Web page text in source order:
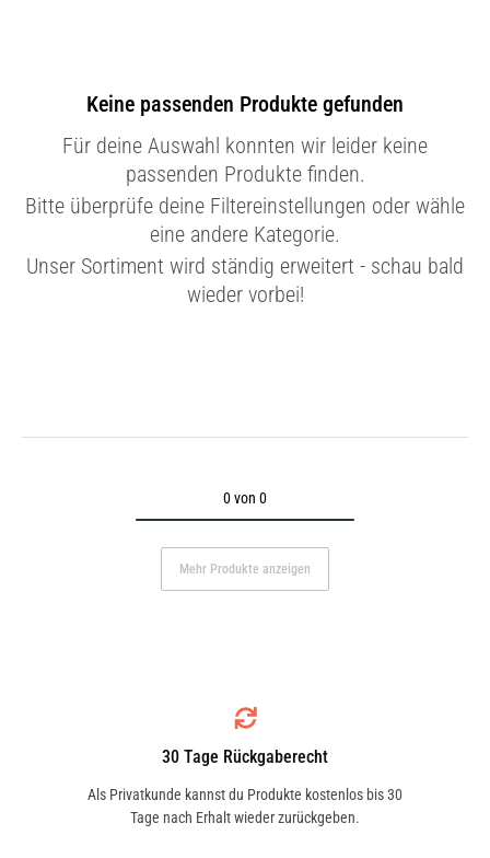
Keine passenden Produkte gefunden
Für deine Auswahl konnten wir leider keine
passenden Produkte finden.
Bitte überprüfe deine Filtereinstellungen oder wähle
eine andere Kategorie.
Unser Sortiment wird ständig erweitert - schau bald
wieder vorbei!
0 von 0
Mehr Produkte anzeigen
30 Tage Rückgaberecht
Als Privatkunde kannst du Produkte kostenlos bis 30
Tage nach Erhalt wieder zurückgeben.